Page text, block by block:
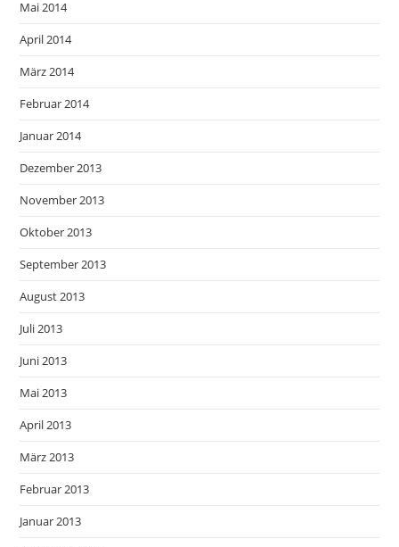
Mai 2014
April 2014
März 2014
Februar 2014
Januar 2014
Dezember 2013
November 2013
Oktober 2013
September 2013
August 2013
Juli 2013
Juni 2013
Mai 2013
April 2013
März 2013
Februar 2013
Januar 2013